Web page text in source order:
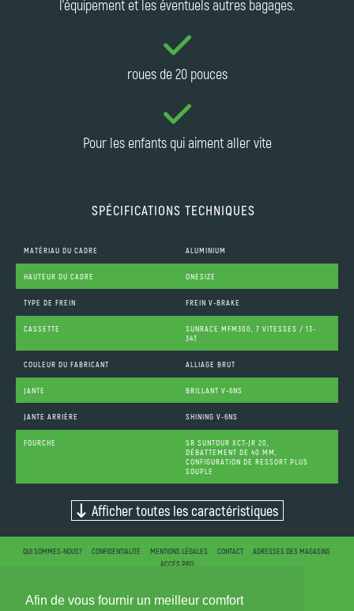
Afin de vous fournir un meilleur comfort
l'équipement et les éventuels autres bagages.
roues de 20 pouces
Pour les enfants qui aiment aller vite
SPÉCIFICATIONS TECHNIQUES
MATÉRIAU DU CADRE ALUMINIUM
HAUTEUR DU CADRE ONESIZE
TYPE DE FREIN FREIN V-BRAKE
CASSETTE
SUNRACE MFM300, 7 VITESSES / 13-
34T
COULEUR DU FABRICANT ALLIAGE BRUT
JANTE BRILLANT V-6NS
JANTE ARRIÈRE SHINING V-6NS
FOURCHE
SR SUNTOUR XCT-JR 20,
DÉBATTEMENT DE 40 MM,
CONFIGURATION DE RESSORT PLUS
SOUPLE
Afficher toutes les caractéristiques
QUI SOMMES-NOUS? CONFIDENTIALITÉ MENTIONS LÉGALES CONTACT
ADRESSES DES MAGASINS
ACCÈS PRO